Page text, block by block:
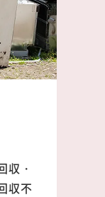
収・
収不